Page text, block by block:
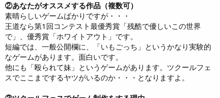
②あなたがオススメする作品（複数可）
素晴らしいゲームばかりですが・・・
王道なら第1回コンテスト最優秀賞「残酷で優しいこの世界
で」、優秀賞「ホワイトアウト」です。
短編では、一般公開欄に、「いもごっち」というかなり実験的
なゲームがあります。面白いです。
他にも「殴られて妹」というゲームがあります。ツクールフェ
スでここまでするヤツがいるのか・・・となりますよ。